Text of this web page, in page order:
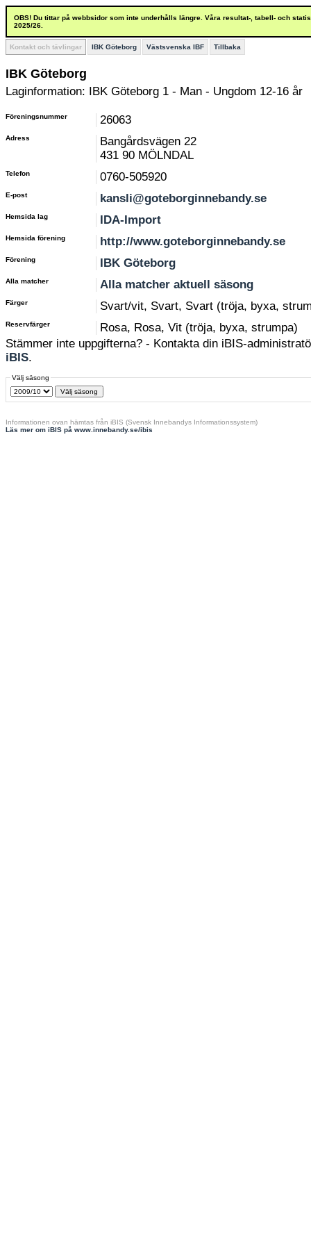
OBS! Du tittar på webbsidor som inte underhålls längre. Våra resultat-, tabell- och
2025/26.
Kontakt och tävlingar IBK Göteborg Västsvenska IBF Tillbaka
IBK Göteborg
Laginformation: IBK Göteborg 1 - Man - Ungdom 12-16 år
Föreningsnummer 26063
Adress
Bangårdsvägen 22
431 90 MÖLNDAL
Telefon 0760-505920
E-post kansli@goteborginnebandy.se
Hemsida lag IDA-Import
Hemsida förening http://www.goteborginnebandy.se
Förening IBK Göteborg
Alla matcher Alla matcher aktuell säsong
Färger Svart/vit, Svart, Svart (tröja, byxa,
Reservfärger
Rosa, Rosa, Vit (tröja, byxa, strumpa)
Stämmer inte uppgifterna? - Kontakta din iBIS-
iBIS.
Välj säsong
Informationen ovan hämtas från iBIS (Svensk Innebandys Informationssystem)
Läs mer om iBIS på www.innebandy.se/ibis